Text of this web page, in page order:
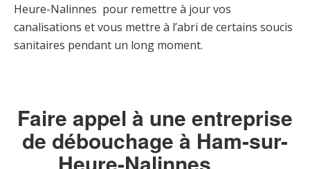
Heure-Nalinnes pour remettre à jour vos
canalisations et vous mettre à l’abri de certains soucis
sanitaires pendant un long moment.
Faire appel à une entreprise
de débouchage à Ham-sur-
Heure-Nalinnes